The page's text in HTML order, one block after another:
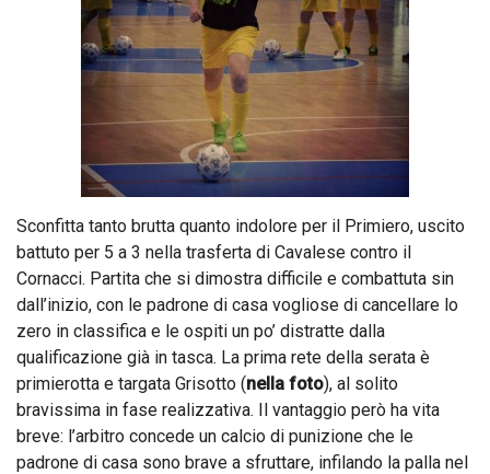
Sconfitta tanto brutta quanto indolore per il Primiero, uscito
battuto per 5 a 3 nella trasferta di Cavalese contro il
Cornacci. Partita che si dimostra difficile e combattuta sin
dall’inizio, con le padrone di casa vogliose di cancellare lo
zero in classifica e le ospiti un po’ distratte dalla
qualificazione già in tasca. La prima rete della serata è
primierotta e targata Grisotto (nella foto), al solito
bravissima in fase realizzativa. Il vantaggio però ha vita
breve: l’arbitro concede un calcio di punizione che le
padrone di casa sono brave a sfruttare, infilando la palla nel